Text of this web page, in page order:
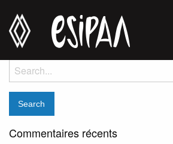
Eric Paulhus
Posted on janvier 18, 2018 by
Search
for:
Commentaires récents